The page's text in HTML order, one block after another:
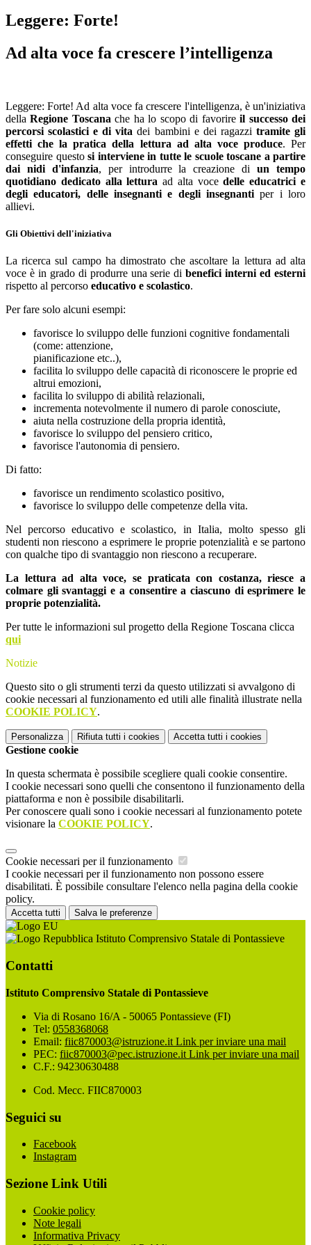
Leggere: Forte!
Ad alta voce fa crescere l’intelligenza
Leggere: Forte! Ad alta voce fa crescere l'intelligenza, è un'iniziativa
dellaRegione Toscana che ha lo scopo di favorireil successo dei
percorsi scolastici e di vita dei bambini e dei ragazzi tramite gli
effetti che la pratica della lettura ad alta voce produce. Per
conseguire questo si interviene in tutte le scuole toscane a partire
dai nidi d'infanzia, per introdurre la creazione diun tempo
quotidiano dedicato alla lettura ad alta vocedelle educatrici e
degli educatori, delle insegnanti e degli insegnanti per i loro
allievi.
Gli Obiettivi dell'iniziativa
La ricerca sul campo ha dimostrato che ascoltare la lettura ad alta
voce è in grado di produrre una serie dibenefici interni ed esterni
rispetto al percorso educativo e scolastico.
Per fare solo alcuni esempi:
favorisce lo sviluppo delle funzioni cognitive fondamentali
(come: attenzione,
pianificazione etc..),
facilita lo sviluppo delle capacità di riconoscere le proprie ed
altrui emozioni,
facilita lo sviluppo di abilità relazionali,
incrementa notevolmente il numero di parole conosciute,
aiuta nella costruzione della propria identità,
favorisce lo sviluppo del pensiero critico,
favorisce l'autonomia di pensiero.
Di fatto:
favorisce un rendimento scolastico positivo,
favorisce lo sviluppo delle competenze della vita.
Nel percorso educativo e scolastico, in Italia, molto spesso gli
studenti non riescono a esprimere le proprie potenzialità e se partono
con qualche tipo di svantaggio non riescono a recuperare.
La lettura ad alta voce, se praticata con costanza, riesce a
colmare gli svantaggi e a consentire a ciascuno di esprimere le
proprie potenzialità.
Per tutte le informazioni sul progetto della Regione Toscana clicca
qui
Notizie
Questo sito o gli strumenti terzi da questo utilizzati si avvalgono di
cookie necessari al funzionamento ed utili alle finalità illustrate nella
COOKIE POLICY.
Personalizza Rifiuta tutti i cookies Accetta tutti i cookies
Gestione cookie
In questa schermata è possibile scegliere quali cookie consentire.
I cookie necessari sono quelli che consentono il funzionamento della
piattaforma e non è possibile disabilitarli.
Per conoscere quali sono i cookie necessari al funzionamento potete
visionare la COOKIE POLICY.
Cookie necessari per il funzionamento
I cookie necessari per il funzionamento non possono essere
disabilitati. È possibile consultare l'elenco nella pagina della cookie
policy.
Accetta tutti Salva le preferenze
Istituto Comprensivo Statale di Pontassieve
Contatti
Istituto Comprensivo Statale di Pontassieve
Via di Rosano 16/A - 50065 Pontassieve (FI)
Tel: 0558368068
Email: fiic870003@istruzione.it Link per inviare una mail
PEC: fiic870003@pec.istruzione.it Link per inviare una mail
C.F.: 94230630488
Cod. Mecc. FIIC870003
Seguici su
Facebook
Instagram
Sezione Link Utili
Cookie policy
Note legali
Informativa Privacy